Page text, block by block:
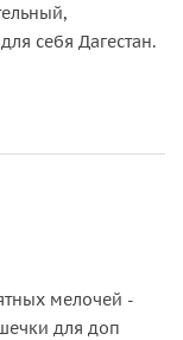
себя Дагестан.
мелочей -
для доп